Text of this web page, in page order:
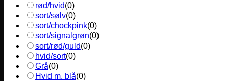
rød/hvid(0)
sort/sølv(0)
sort/chockpink(0)
sort/signalgrøn(0)
sort/rød/guld(0)
hvid/sort(0)
Grå(0)
Hvid m. blå(0)